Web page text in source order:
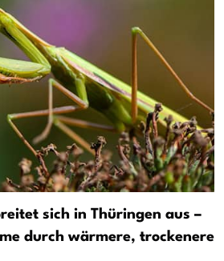
sich in Thüringen aus –
durch wärmere, trockenere